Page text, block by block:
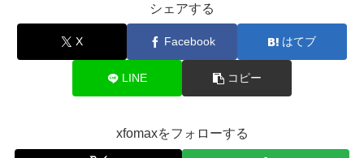
シェアする
X Facebook はてブ
LINE コピー
xfomaxをフォローする